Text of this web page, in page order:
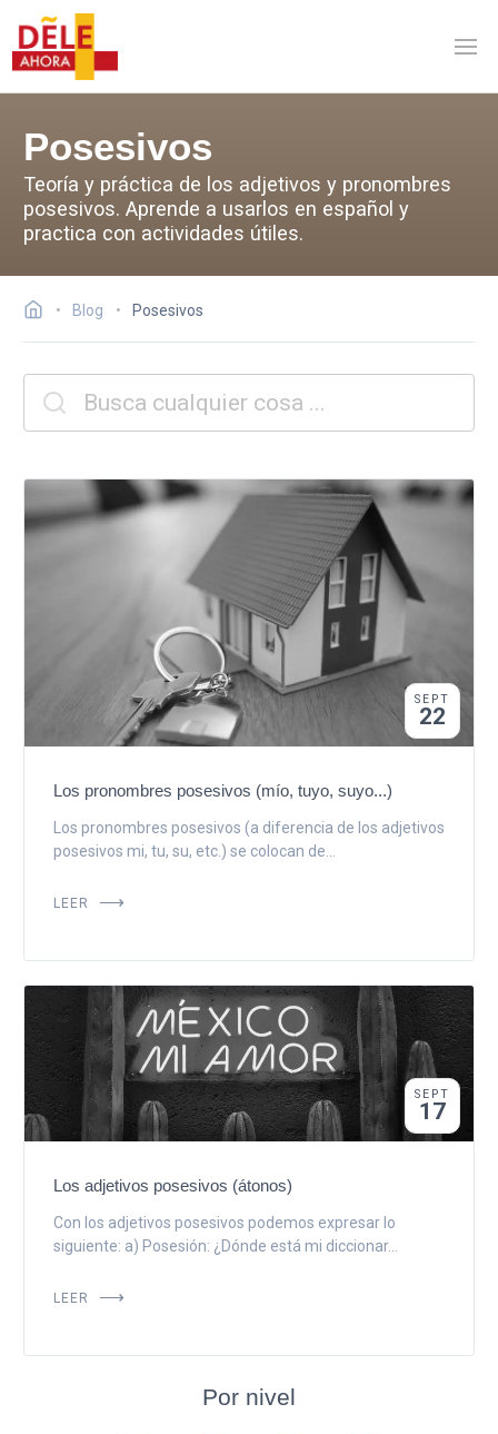
Posesivos
Teoría y práctica de los adjetivos y pronombres
posesivos. Aprende a usarlos en español y
practica con actividades útiles.
Blog Posesivos
SEPT
22
Los pronombres posesivos (mío, tuyo, suyo...)
Los pronombres posesivos (a diferencia de los adjetivos
posesivos mi, tu, su, etc.) se colocan de...
LEER
SEPT
17
Los adjetivos posesivos (átonos)
Con los adjetivos posesivos podemos expresar lo
siguiente: a) Posesión: ¿Dónde está mi diccionar...
LEER
Por nivel